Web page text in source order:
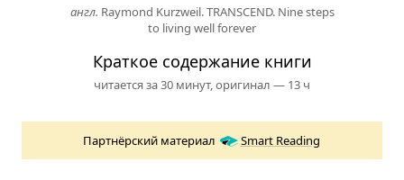
англ. Raymond Kurzweil. TRANSCEND. Nine steps
to living well forever
Краткое содержание книги
читается за 30 минут,оригинал — 13 ч
Партнёрский материал Smart Reading